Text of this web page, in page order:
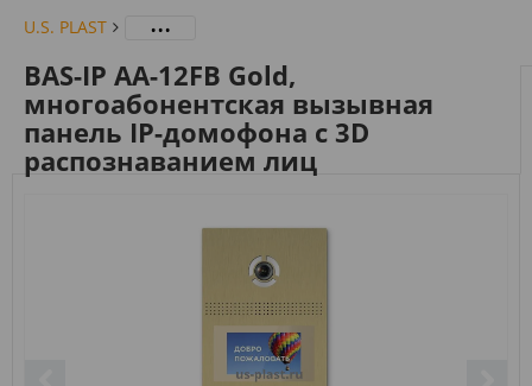
U.S. PLAST ...
BAS-IP AA-12FB Gold,
многоабонентская вызывная
панель IP-домофона с 3D
распознаванием лиц